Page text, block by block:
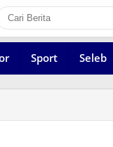
Sport Seleb